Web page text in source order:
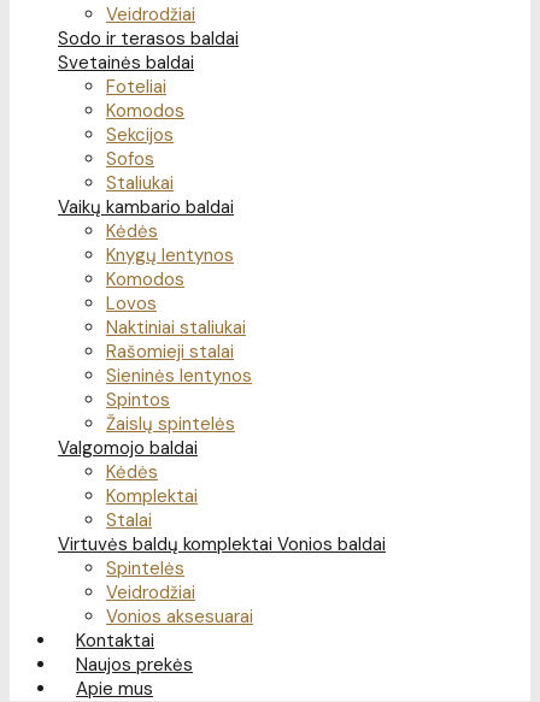
Veidrodžiai
Sodo ir terasos baldai
Svetainės baldai
Foteliai
Komodos
Sekcijos
Sofos
Staliukai
Vaikų kambario baldai
Kėdės
Knygų lentynos
Komodos
Lovos
Naktiniai staliukai
Rašomieji stalai
Sieninės lentynos
Spintos
Žaislų spintelės
Valgomojo baldai
Kėdės
Komplektai
Stalai
Virtuvės baldų komplektai Vonios baldai
Spintelės
Veidrodžiai
Vonios aksesuarai
Kontaktai
Naujos prekės
Apie mus